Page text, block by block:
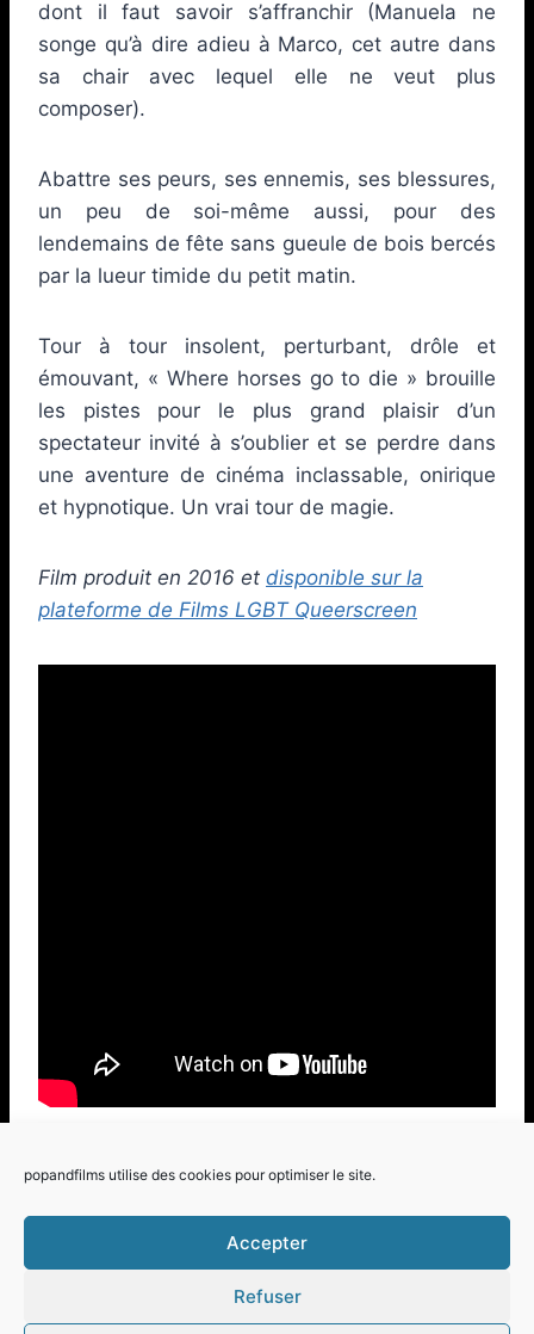
popandfilms utilise des cookies pour optimiser le site.
Accepter
Refuser
dont il faut savoir s’affranchir (Manuela ne
songe qu’à dire adieu à Marco, cet autre dans
sa chair avec lequel elle ne veut plus
composer).
Abattre ses peurs, ses ennemis, ses blessures,
un peu de soi-même aussi, pour des
lendemains de fête sans gueule de bois bercés
par la lueur timide du petit matin.
Tour à tour insolent, perturbant, drôle et
émouvant, « Where horses go to die » brouille
les pistes pour le plus grand plaisir d’un
spectateur invité à s’oublier et se perdre dans
une aventure de cinéma inclassable, onirique
et hypnotique. Un vrai tour de magie.
Film produit en 2016 et disponible sur la
plateforme de Films LGBT Queerscreen
de
la
Expérimental Trans
© 2026 Pop and Films - Thème WordPress par